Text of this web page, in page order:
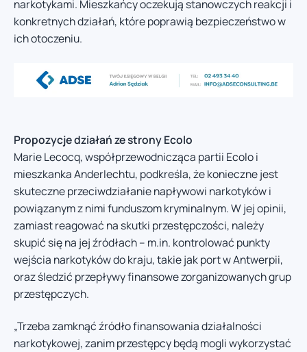
narkotykami. Mieszkańcy oczekują stanowczych reakcji i
konkretnych działań, które poprawią bezpieczeństwo w
ich otoczeniu.
Propozycje działań ze strony Ecolo
Marie Lecocq, współprzewodnicząca partii Ecolo i
mieszkanka Anderlechtu, podkreśla, że konieczne jest
skuteczne przeciwdziałanie napływowi narkotyków i
powiązanym z nimi funduszom kryminalnym. W jej opinii,
zamiast reagować na skutki przestępczości, należy
skupić się na jej źródłach – m.in. kontrolować punkty
wejścia narkotyków do kraju, takie jak port w Antwerpii,
oraz śledzić przepływy finansowe zorganizowanych grup
przestępczych.
„Trzeba zamknąć źródło finansowania działalności
narkotykowej, zanim przestępcy będą mogli wykorzystać